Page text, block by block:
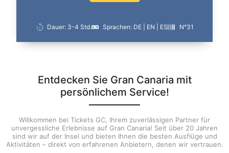
Dauer: 3-4 Std. Sprachen: DE | EN | ES N°31
Entdecken Sie Gran Canaria mit
persönlichem Service!
Willkommen bei Tickets GC, Ihrem zuverlässigen Partner für
unvergessliche Erlebnisse auf Gran Canaria! Seit über 20 Jahren
sind wir auf der Insel und bieten Ihnen die besten Ausflüge und
Aktivitäten – direkt von erfahrenen Anbietern, denen wir vertrauen.